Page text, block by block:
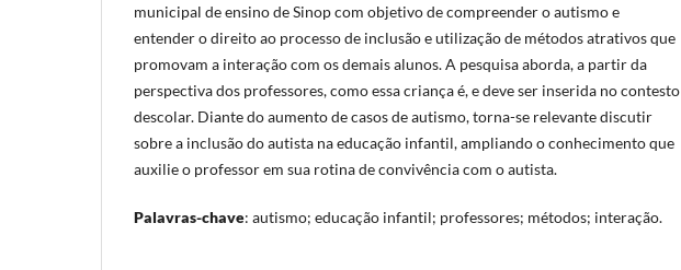
municipal de ensino de Sinop com objetivo de compreender o autismo e
entender o direito ao processo de inclusão e utilização de métodos atrativos que
promovam a interação com os demais alunos. A pesquisa aborda, a partir da
perspectiva dos professores, como essa criança é, e deve ser inserida no contesto
descolar. Diante do aumento de casos de autismo, torna-se relevante discutir
sobre a inclusão do autista na educação infantil, ampliando o conhecimento que
auxilie o professor em sua rotina de convivência com o autista.
Palavras-chave: autismo; educação infantil; professores; métodos; interação.